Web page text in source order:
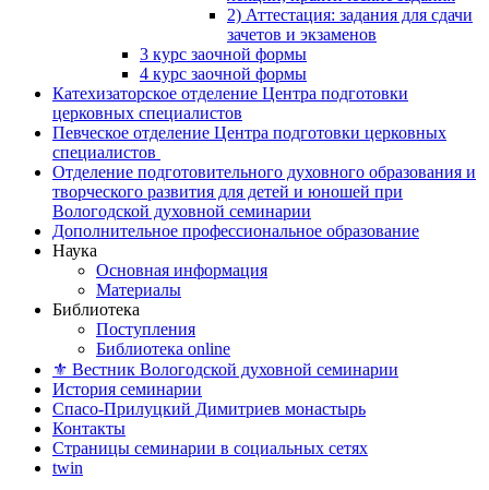
2) Аттестация: задания для сдачи
зачетов и экзаменов
3 курс заочной формы
4 курс заочной формы
Катехизаторское отделение Центра подготовки
церковных специалистов
Певческое отделение Центра подготовки церковных
специалистов
Отделение подготовительного духовного образования и
творческого развития для детей и юношей при
Вологодской духовной семинарии
Дополнительное профессиональное образование
Наука
Основная информация
Материалы
Библиотека
Поступления
Библиотека online
⚜ Вестник Вологодской духовной семинарии
История семинарии
Спасо-Прилуцкий Димитриев монастырь
Контакты
Страницы семинарии в социальных сетях
twin